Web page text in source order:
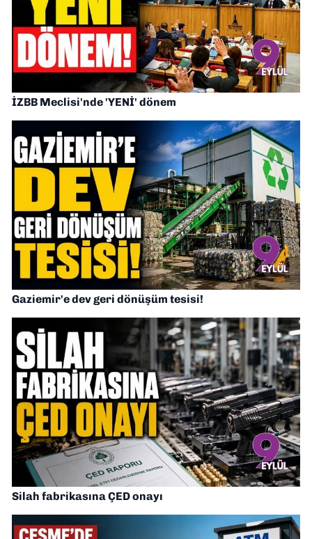
İZBB Meclisi'nde 'YENİ' dönem
Gaziemir'e dev geri dönüşüm tesisi!
Silah fabrikasına ÇED onayı